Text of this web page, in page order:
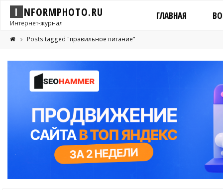
I NFORMPHOTO.RU
Интернет-журнал
ГЛАВНАЯ
Posts tagged "правильное питание"